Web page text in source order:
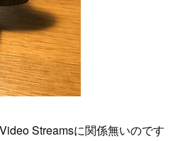
Streamsに関係無いのです